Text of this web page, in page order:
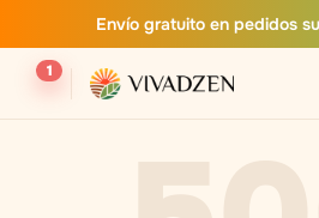
Envío gratuito en pedidos
1